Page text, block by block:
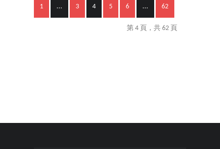
1 ... 3 4 5 6 ... 62
第 4 頁，共 62 頁